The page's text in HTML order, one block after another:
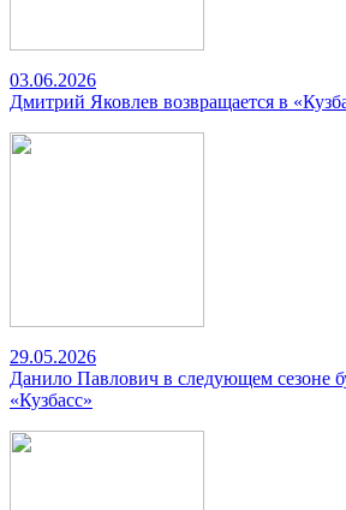
03.06.2026
Дмитрий Яковлев возвращается в
29.05.2026
Данило Павлович в следующем сезоне
«Кузбасс»